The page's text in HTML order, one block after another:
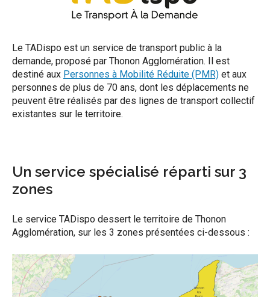
Le TADispo est un service de transport public à la
demande, proposé par Thonon Agglomération. Il est
destiné aux Personnes à Mobilité Réduite (PMR) et aux
personnes de plus de 70 ans, dont les déplacements ne
peuvent être réalisés par des lignes de transport collectif
existantes sur le territoire.
Un service spécialisé réparti sur 3
zones
Le service TADispo dessert le territoire de Thonon
Agglomération, sur les 3 zones présentées ci-dessous :